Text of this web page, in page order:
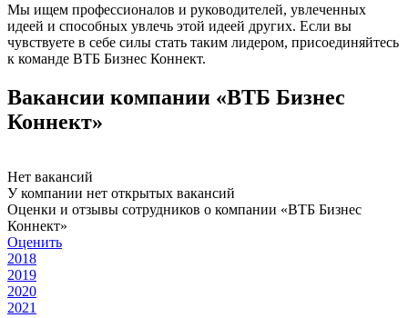
Мы ищем профессионалов и руководителей, увлеченных
идеей и способных увлечь этой идеей других. Если вы
чувствуете в себе силы стать таким лидером, присоединяйтесь
к команде ВТБ Бизнес Коннект.
Вакансии компании «ВТБ Бизнес
Коннект»
Нет вакансий
У компании нет открытых вакансий
Оценки и отзывы сотрудников о компании «ВТБ Бизнес
Коннект»
Оценить
2018
2019
2020
2021